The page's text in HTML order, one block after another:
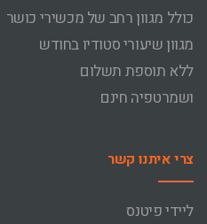
כולל מגוון רחב של מכשירי כושר
מגוון שיעורי סטודיו בחודש
ללא תוספת תשלום
ושמרטפיה חינם
צרי איתנו קשר
ליידי פיטנס